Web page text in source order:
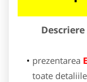
prezentarea
toate